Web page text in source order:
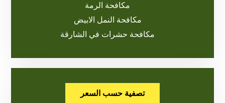
مكافحة الرمة
مكافحة النمل الابيض
مكافحة حشرات في الشارقة
تصفية حسب السعر